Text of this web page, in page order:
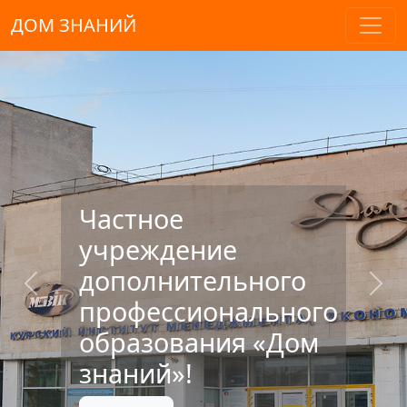
ДОМ ЗНАНИЙ
Частное
учреждение
дополнительного
профессионального
образования «Дом
знаний»!
Previous